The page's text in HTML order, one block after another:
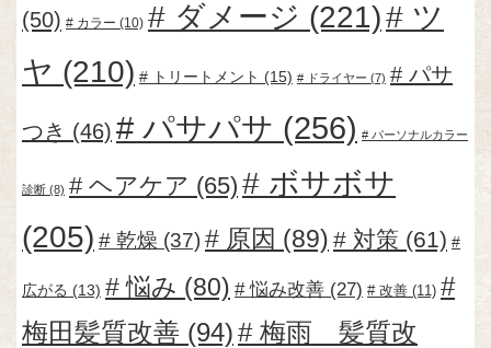
(50) カラー (10) ダメージ (221)
ツ
ヤ (210) トリートメント (15) ドライヤー (7) パサ
つき (46) パサパサ (256) パーソナルカラー
診断 (8) ヘアケア (65)
ボサボサ
(205)
乾燥 (37) 原因 (89) 対策 (61)
広がる (13) 悩み (80) 悩み改善 (27) 改善 (11)
梅田髪質改善 (94)
梅雨 髪質改